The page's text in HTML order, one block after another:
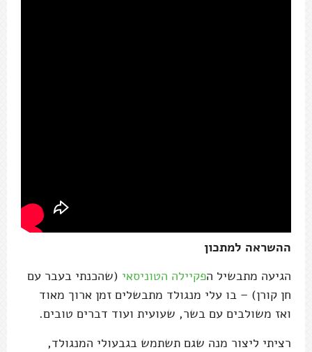
ההשראה למתכון
הגיעה מתבשיל הפקיילה הטוניסאי (שהכנתי בעבר עם
חן קורן) – בו עלי מנגולד מתבשלים זמן ארוך מאוד
ואז משולבים עם בשר, שעועית ועוד דברים טובים.
רציתי ליצור מנה שגם תשתמש בגבעולי המנגולד,